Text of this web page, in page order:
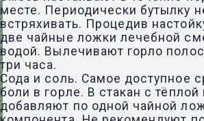
месте. Периодически бутылку
встряхивать. Процедив
две чайные ложки лечебной
водой. Вылечивают горло
три часа.
Сода и соль. Самое доступное
боли в горле. В стакан с тёплой
добавляют по одной чайной